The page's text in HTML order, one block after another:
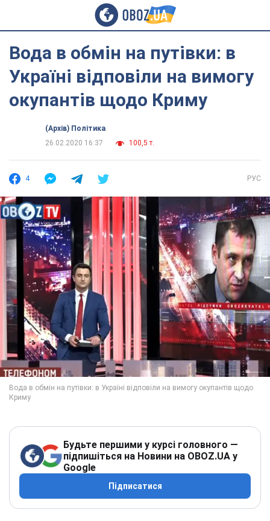
Вода в обмін на путівки: в
Україні відповіли на вимогу
окупантів щодо Криму
(Архів) Політика
26.02.2020 16:37
100,5 т.
4 РУС
Будьте першими у курсі головного —
підпишіться на Новини на OBOZ.UA у
Google
Підписатися